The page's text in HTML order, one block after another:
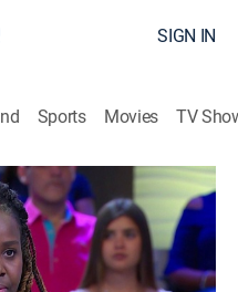
SIGN IN
Sports Movies TV
caliente
Community, Law|TEL